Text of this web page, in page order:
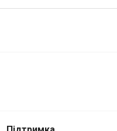
Чорна